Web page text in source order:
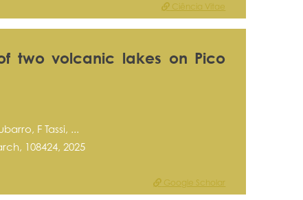
Ciência Vitae
two volcanic lakes on Pico
F Tassi, ...
108424, 2025
Google Scholar